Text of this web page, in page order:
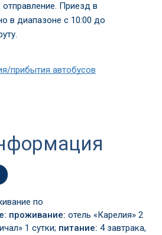
отправление. Приезд в
в диапазоне с 10:00 до
прибытия автобусов
по
проживание: отель «Карелия» 2
1 сутки; питание: 4 завтрака,